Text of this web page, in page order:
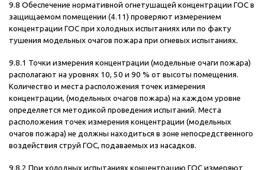
9.8 Обеспечение нормативной огнетушащей концентрации ГОС в
защищаемом помещении (4.11) проверяют измерением
концентрации ГОС при холодных испытаниях или по факту
тушения модельных очагов пожара при огневых испытаниях.
9.8.1 Точки измерения концентрации (модельные очаги пожара)
располагают на уровнях 10, 50 и 90 % от высоты помещения.
Количество и места расположения точек измерения
концентрации, (модельных очагов пожара) на каждом уровне
определяется методикой проведения испытаний. Места
расположения точек измерения концентрации (модельных
очагов пожара) не должны находиться в зоне непосредственного
воздействия струй ГОС, подаваемых из насадков.
9.8.2 При холодных испытаниях концентрацию ГОС измеряют